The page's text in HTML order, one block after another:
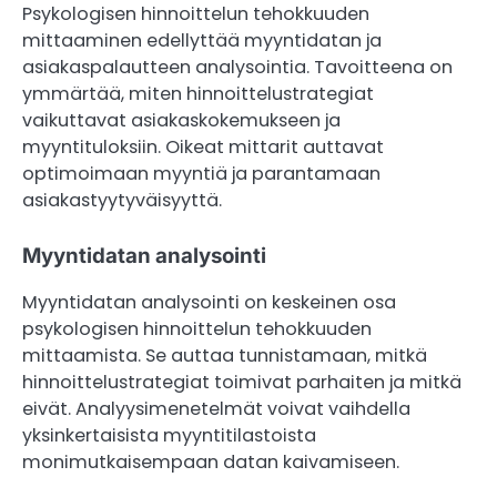
Psykologisen hinnoittelun tehokkuuden
mittaaminen edellyttää myyntidatan ja
asiakaspalautteen analysointia. Tavoitteena on
ymmärtää, miten hinnoittelustrategiat
vaikuttavat asiakaskokemukseen ja
myyntituloksiin. Oikeat mittarit auttavat
optimoimaan myyntiä ja parantamaan
asiakastyytyväisyyttä.
Myyntidatan analysointi
Myyntidatan analysointi on keskeinen osa
psykologisen hinnoittelun tehokkuuden
mittaamista. Se auttaa tunnistamaan, mitkä
hinnoittelustrategiat toimivat parhaiten ja mitkä
eivät. Analyysimenetelmät voivat vaihdella
yksinkertaisista myyntitilastoista
monimutkaisempaan datan kaivamiseen.